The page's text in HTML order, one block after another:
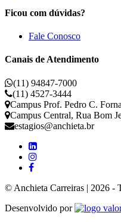
Ficou com dúvidas?
Fale Conosco
Canais de Atendimento
(11) 94847-7000
(11) 4527-3444
Campus Prof. Pedro C.
Campus Central, Rua Bom
estagios@anchieta.br
© Anchieta Carreiras | 2026 -
Desenvolvido por